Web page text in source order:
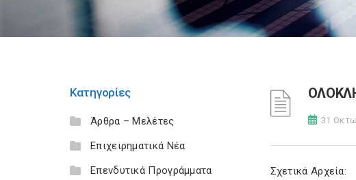
Κατηγορίες
Άρθρα – Μελέτες
Επιχειρηματικά Νέα
Επενδυτικά Προγράμματα
31
Σχετικά Αρχεία: